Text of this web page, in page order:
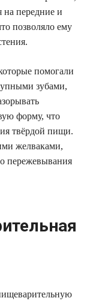
на передние и
позволяло ему
помогали
зубами,
форму, что
твёрдой пищи.
желваками,
пережевывания